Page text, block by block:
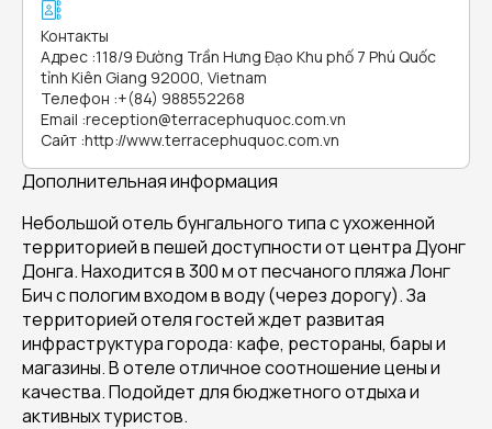
Контакты
Адрес :118/9 Đường Trần Hưng Đạo Khu phố 7 Phú Quốc
tỉnh Kiên Giang 92000, Vietnam
Телефон :+(84) 988552268
Email :reception@terracephuquoc.com.vn
Сайт :http://www.terracephuquoc.com.vn
Дополнительная информация
Небольшой отель бунгального типа с ухоженной
территорией в пешей доступности от центра Дуонг
Донга. Находится в 300 м от песчаного пляжа Лонг
Бич с пологим входом в воду (через дорогу). За
территорией отеля гостей ждет развитая
инфраструктура города: кафе, рестораны, бары и
магазины. В отеле отличное соотношение цены и
качества. Подойдет для бюджетного отдыха и
активных туристов.